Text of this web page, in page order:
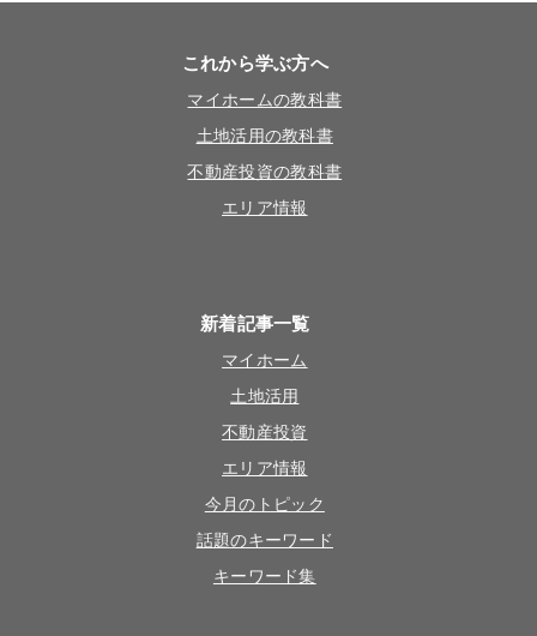
これから学ぶ方へ
マイホームの教科書
土地活用の教科書
不動産投資の教科書
エリア情報
新着記事一覧
マイホーム
土地活用
不動産投資
エリア情報
今月のトピック
話題のキーワード
キーワード集